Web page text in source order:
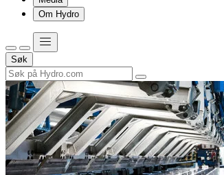
Om Hydro
Søk